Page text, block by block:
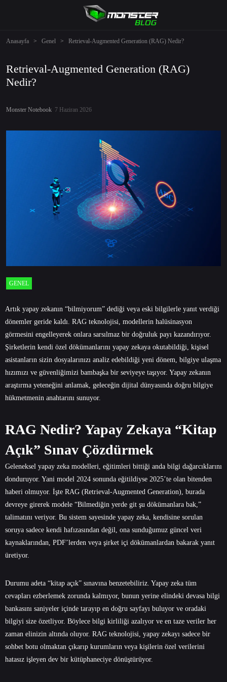
Anasayfa > Genel > Retrieval-Augmented Generation (RAG) Nedir?
Retrieval-Augmented Generation (RAG)
Nedir?
Monster Notebook 7 Haziran 2026
GENEL
Artık yapay zekanın “bilmiyorum” dediği veya eski bilgilerle yanıt verdiği
dönemler geride kaldı. RAG teknolojisi, modellerin halüsinasyon
görmesini engelleyerek onlara sarsılmaz bir doğruluk payı kazandırıyor.
Şirketlerin kendi özel dökümanlarını yapay zekaya okutabildiği, kişisel
asistanların sizin dosyalarınızı analiz edebildiği yeni dönem, bilgiye ulaşma
hızımızı ve güvenliğimizi bambaşka bir seviyeye taşıyor. Yapay zekanın
araştırma yeteneğini anlamak, geleceğin dijital dünyasında doğru bilgiye
hükmetmenin anahtarını sunuyor.
RAG Nedir? Yapay Zekaya “Kitap
Açık” Sınav Çözdürmek
Geleneksel yapay zeka modelleri, eğitimleri bittiği anda bilgi dağarcıklarını
donduruyor. Yani model 2024 sonunda eğitildiyse 2025’te olan bitenden
haberi olmuyor. İşte RAG (Retrieval-Augmented Generation), burada
devreye girerek modele “Bilmediğin yerde git şu dökümanlara bak,”
talimatını veriyor. Bu sistem sayesinde yapay zeka, kendisine sorulan
soruya sadece kendi hafızasından değil, ona sunduğumuz güncel veri
kaynaklarından, PDF’lerden veya şirket içi dökümanlardan bakarak yanıt
üretiyor.
Durumu adeta “kitap açık” sınavına benzetebiliriz. Yapay zeka tüm
cevapları ezberlemek zorunda kalmıyor, bunun yerine elindeki devasa bilgi
bankasını saniyeler içinde tarayıp en doğru sayfayı buluyor ve oradaki
bilgiyi size özetliyor. Böylece bilgi kirliliği azalıyor ve en taze veriler her
zaman elinizin altında oluyor. RAG teknolojisi, yapay zekayı sadece bir
sohbet botu olmaktan çıkarıp kurumların veya kişilerin özel verilerini
hatasız işleyen dev bir kütüphaneciye dönüştürüyor.